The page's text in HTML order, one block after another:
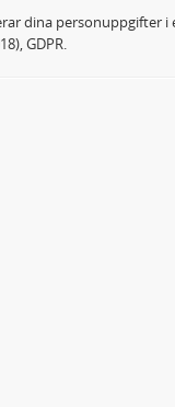
dina personuppgifter i
GDPR.